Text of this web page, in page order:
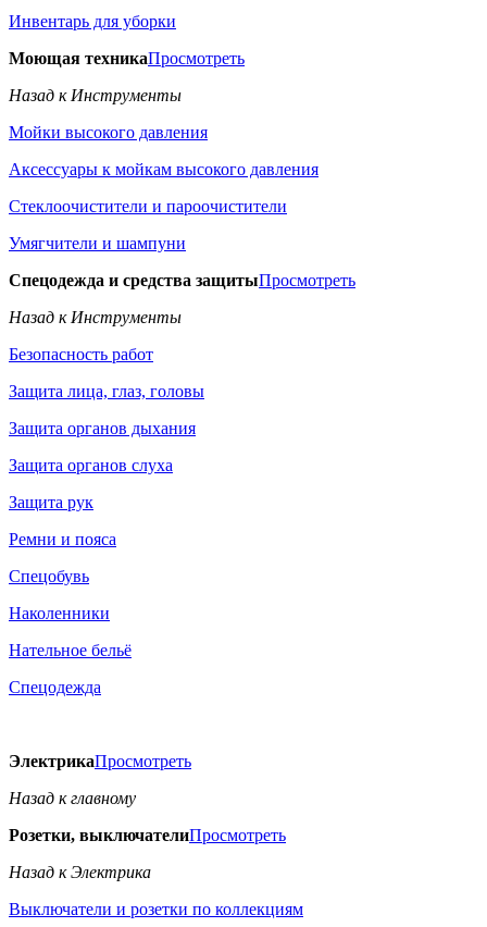
Инвентарь для уборки
Моющая техникаПросмотреть
Назад к Инструменты
Мойки высокого давления
Аксессуары к мойкам высокого давления
Стеклоочистители и пароочистители
Умягчители и шампуни
Спецодежда и средства защитыПросмотреть
Назад к Инструменты
Безопасность работ
Защита лица, глаз, головы
Защита органов дыхания
Защита органов слуха
Защита рук
Ремни и пояса
Спецобувь
Наколенники
Нательное бельё
Спецодежда
ЭлектрикаПросмотреть
Назад к главному
Розетки, выключателиПросмотреть
Назад к Электрика
Выключатели и розетки по коллекциям